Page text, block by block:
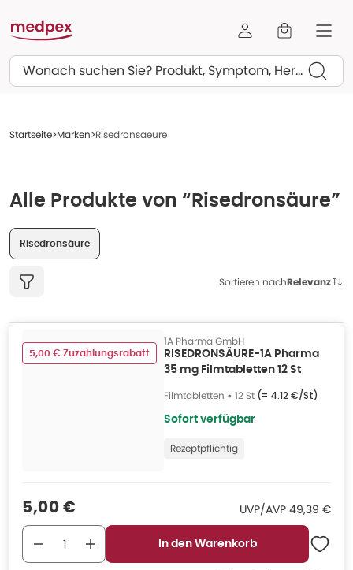
Suchen
Startseite Marken Risedronsaeure
Alle Produkte von “Risedronsäure”
Risedronsäure
Sortieren nachRelevanz
5,00 € Zuzahlungsrabatt
1A Pharma GmbH
RISEDRONSÄURE-1A Pharma
35 mg Filmtabletten 12 St
Filmtabletten • 12 St (= 4.12 €/St)
Sofort verfügbar
Rezeptpflichtig
Verkaufspreis
5,00 € UVP/AVP UVP/AVP
49,39 €
In den Warenkorb